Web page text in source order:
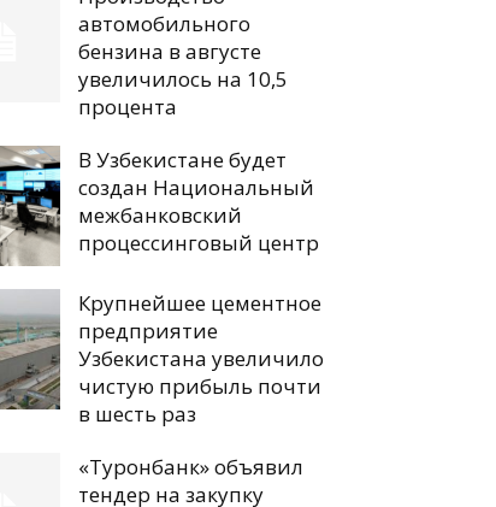
автомобильного
бензина в августе
увеличилось на 10,5
процента
В Узбекистане будет
создан Национальный
межбанковский
процессинговый центр
Крупнейшее цементное
предприятие
Узбекистана увеличило
чистую прибыль почти
в шесть раз
«Туронбанк» объявил
тендер на закупку